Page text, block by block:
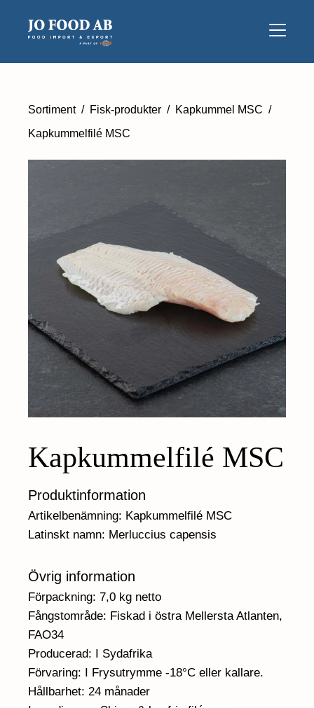
Sortiment / Fisk-produkter / Kapkummel MSC /
Kapkummelfilé MSC
Kapkummelfilé MSC
Produktinformation
Artikelbenämning: Kapkummelfilé MSC
Latinskt namn: Merluccius capensis
Övrig information
Förpackning: 7,0 kg netto
Fångstområde: Fiskad i östra Mellersta Atlanten,
FAO34
Producerad: I Sydafrika
Förvaring: I Frysutrymme -18°C eller kallare.
Hållbarhet: 24 månader